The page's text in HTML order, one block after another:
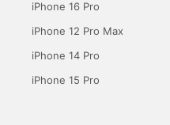
iPhone 16 Pro
iPhone 12 Pro Max
iPhone 14 Pro
iPhone 15 Pro